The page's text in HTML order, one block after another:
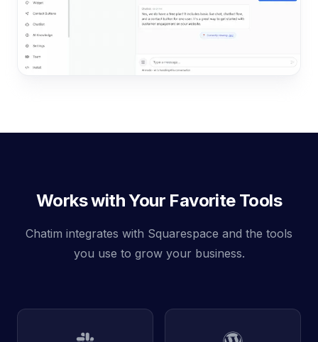
Works with Your Favorite Tools
Chatim integrates with Squarespace and the tools
you use to grow your business.